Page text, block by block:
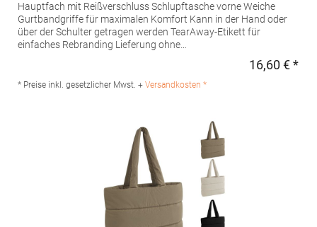
Hauptfach mit Reißverschluss Schlupftasche vorne Weiche
Gurtbandgriffe für maximalen Komfort Kann in der Hand oder
über der Schulter getragen werden TearAway-Etikett für
einfaches Rebranding Lieferung ohne
Produktsicherheit: Herstellernummer:BG675Beechfield Brands
Europe B.V., Posthoornstraat 17, 301 IWD Rotterdam, The
16,60 € *
* Preise inkl. gesetzlicher Mwst. + Versandkosten *